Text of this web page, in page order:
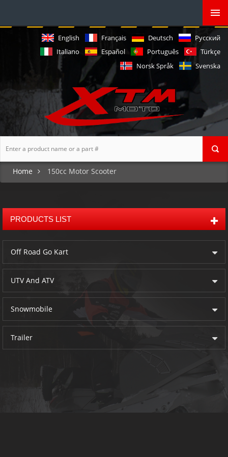
English Français Deutsch
Русский
Italiano
Español Português
Türkçe
Norsk Språk
Svenska
Home 150cc Motor Scooter
PRODUCTS LIST
Off Road Go Kart
UTV And ATV
Snowmobile
Trailer